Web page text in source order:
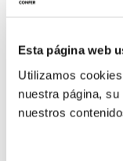
Esta página web
Utilizamos
nuestra página,
nuestros
Espíritu en
se quiere
aprender la
contexto